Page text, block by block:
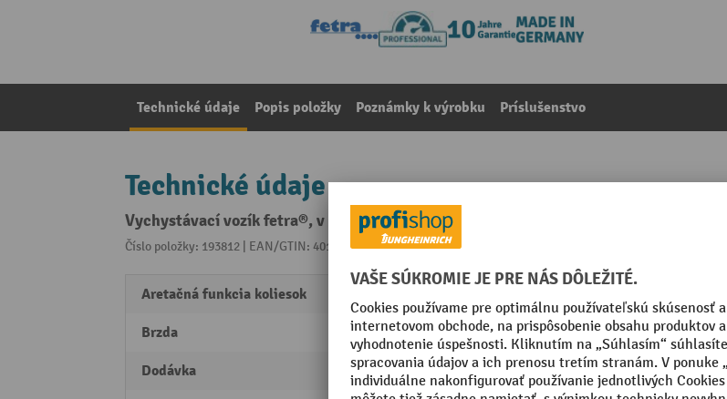
Technické údaje Popis položky Poznámky k výrobku Príslušenstvo
Technické údaje
Vychystávací vozík fetra®, v × š × h 1 625 × 690 × 1 091 mm, nosnosť 300 kg
Číslo položky: 193812 | EAN/GTIN: 4017976282015Z kategórie:
Aretačná funkcia koliesok
Brzda Parkovacie brzdy
Dodávka predbežne namontované
Povrch rámu
Počet poschodí